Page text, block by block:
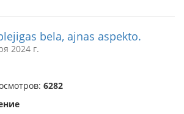
bela, ajnas aspekto.
2024 г.
6282